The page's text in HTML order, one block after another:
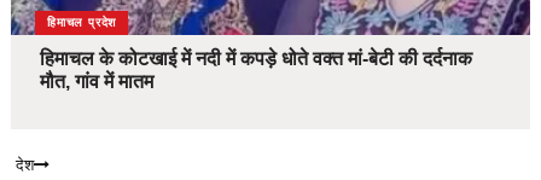
देश
हिमाचल प्रदेश
हिमाचल के कोटखाई में नदी में कपड़े धोते वक्त मां-बेटी की दर्दनाक
मौत, गांव में मातम
देश